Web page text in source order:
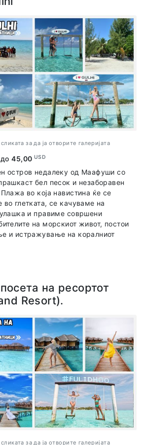
е вклучено: боца, маска, пераи,
и организиран превоз до
ќе нуркаме.
за да ја отворите галеријата
до45,00 USD
остров недалеку од Маафуши со
бел песок и незаборавен
во која навистина ќе се
глетката, се качуваме на
и правиме совршени
на морскиот живот, постои
и истражување на коралниот
на ресортот
Resort).
за да ја отворите галеријата